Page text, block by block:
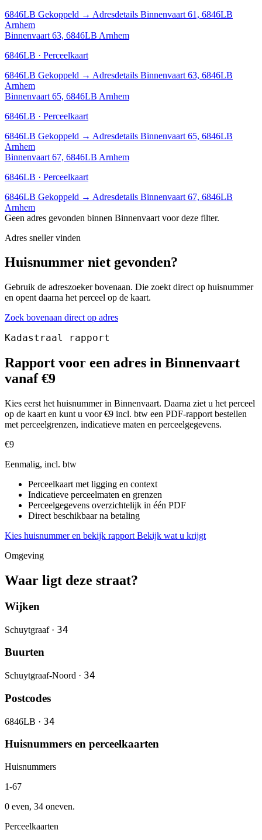
6846LB Gekoppeld → Adresdetails Binnenvaart 61, 6846LB
Arnhem
Binnenvaart 63, 6846LB Arnhem
6846LB · Perceelkaart
6846LB Gekoppeld → Adresdetails Binnenvaart 63, 6846LB
Arnhem
Binnenvaart 65, 6846LB Arnhem
6846LB · Perceelkaart
6846LB Gekoppeld → Adresdetails Binnenvaart 65, 6846LB
Arnhem
Binnenvaart 67, 6846LB Arnhem
6846LB · Perceelkaart
6846LB Gekoppeld → Adresdetails Binnenvaart 67, 6846LB
Arnhem
Geen adres gevonden binnen Binnenvaart voor deze filter.
Adres sneller vinden
Huisnummer niet gevonden?
Gebruik de adreszoeker bovenaan. Die zoekt direct op huisnummer
en opent daarna het perceel op de kaart.
Zoek bovenaan direct op adres
Kadastraal rapport
Rapport voor een adres in Binnenvaart
vanaf €9
Kies eerst het huisnummer in Binnenvaart. Daarna ziet u het perceel
op de kaart en kunt u voor €9 incl. btw een PDF-rapport bestellen
met perceelgrenzen, indicatieve maten en perceelgegevens.
€9
Eenmalig, incl. btw
Perceelkaart met ligging en context
Indicatieve perceelmaten en grenzen
Perceelgegevens overzichtelijk in één PDF
Direct beschikbaar na betaling
Kies huisnummer en bekijk rapport Bekijk wat u krijgt
Omgeving
Waar ligt deze straat?
Wijken
Schuytgraaf · 34
Buurten
Schuytgraaf-Noord · 34
Postcodes
6846LB · 34
Huisnummers en perceelkaarten
Huisnummers
1-67
0 even, 34 oneven.
Perceelkaarten